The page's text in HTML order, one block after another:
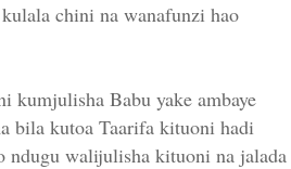
chini na wanafunzi hao
kumjulisha Babu yake ambaye
bila kutoa Taarifa kituoni hadi
ndugu walijulisha kituoni na jalada